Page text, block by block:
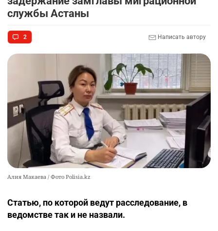
казармы в Конаевском гарнизоне
2343 18
10
🌟 Впервые за 70 лет в Казахстане выпустили
17
службы Астаны
2 Написать автору
Алия Макаева / Фото Polisia.kz
Статью, по которой ведут расследование, в
ведомстве так и не назвали.